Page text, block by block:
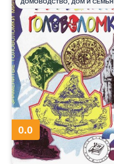
ДОМОВОДСТВО, ДОМ И СЕМЬЯ
0.0